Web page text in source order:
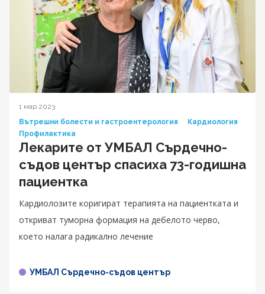
1 мар 2023
Вътрешни болести и гастроентерология
Кардиология
Профилактика
Лекарите от УМБАЛ Сърдечно-
съдов център спасиха 73-годишна
пациентка
Кардиолозите коригират терапията на пациентката и
откриват туморна формация на дебелото черво,
което налага радикално лечение
УМБАЛ Сърдечно-съдов център